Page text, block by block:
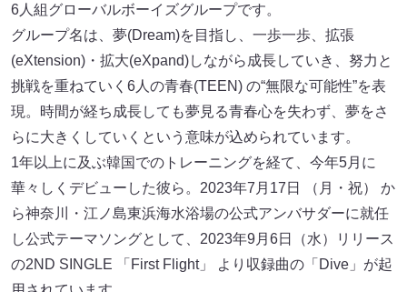
6人組グローバルボーイズグループです。
グループ名は、夢(Dream)を目指し、一歩一歩、拡張
(eXtension)・拡大(eXpand)しながら成長していき、努力と
挑戦を重ねていく6人の青春(TEEN) の“無限な可能性”を表
現。時間が経ち成長しても夢見る青春心を失わず、夢をさ
らに大きくしていくという意味が込められています。
1年以上に及ぶ韓国でのトレーニングを経て、今年5月に
華々しくデビューした彼ら。2023年7月17日 （月・祝） か
ら神奈川・江ノ島東浜海水浴場の公式アンバサダーに就任
し公式テーマソングとして、2023年9月6日（水）リリース
の2ND SINGLE 「First Flight」 より収録曲の「Dive」が起